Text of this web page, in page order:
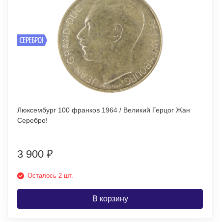
СЕРЕБРО!
Люксембург 100 франков 1964 / Великий Герцог Жан
Серебро!
3 900 ₽
Осталось 2 шт.
В корзину